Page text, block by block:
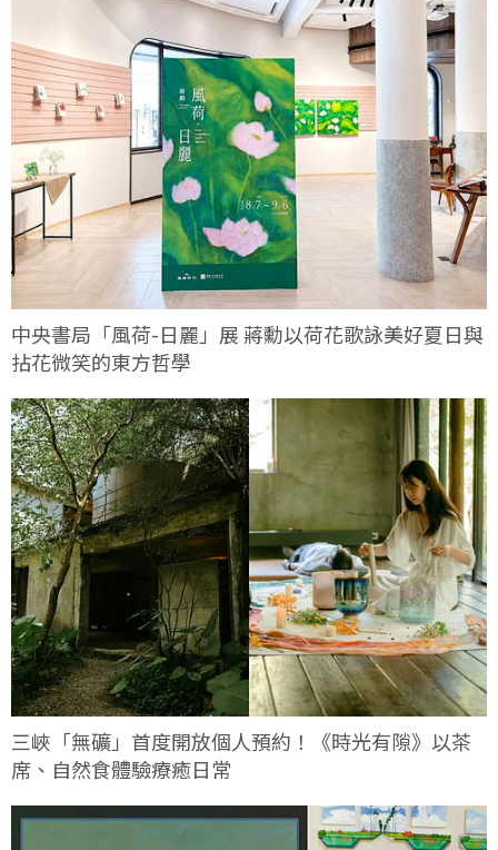
中央書局「風荷-日麗」展 蔣勳以荷花歌詠美好夏日與
拈花微笑的東方哲學
三峽「無礦」首度開放個人預約！《時光有隙》以茶
席、自然食體驗療癒日常